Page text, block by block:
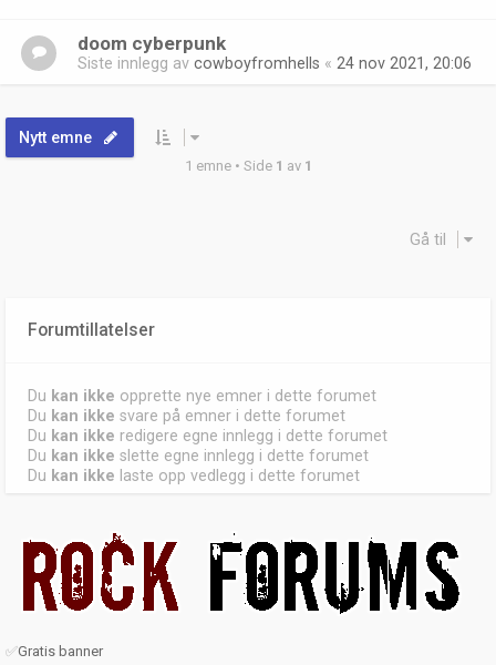
doom cyberpunk
Siste innlegg av cowboyfromhells « 24 nov 2021, 20:06
Nytt emne
1 emne • Side 1 av 1
Gå til
Forumtillatelser
Du kan ikke opprette nye emner i dette forumet
Du kan ikke svare på emner i dette forumet
Du kan ikke redigere egne innlegg i dette forumet
Du kan ikke slette egne innlegg i dette forumet
Du kan ikke laste opp vedlegg i dette forumet
✅Gratis banner